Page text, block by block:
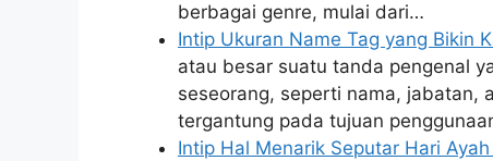
berbagai genre, mulai dari…
Intip Ukuran Name Tag yang Bikin
atau besar suatu tanda pengenal
seseorang, seperti nama, jabatan,
tergantung pada tujuan
Intip Hal Menarik Seputar Hari